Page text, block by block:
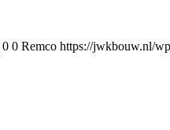
0 0 Remco https://jwkbouw.nl/